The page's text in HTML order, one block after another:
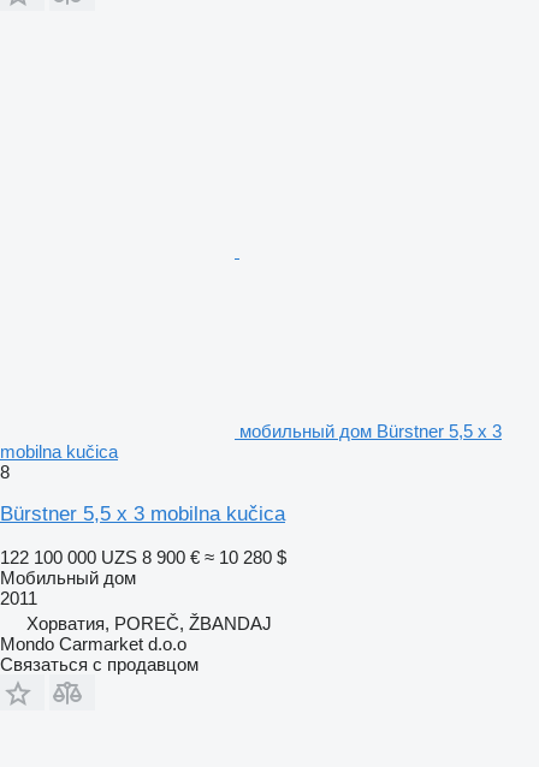
мобильный дом Bürstner 5,5 x 3
mobilna kučica
8
Bürstner 5,5 x 3 mobilna kučica
122 100 000 UZS 8 900 € ≈ 10 280 $
Мобильный дом
2011
Хорватия, POREČ, ŽBANDAJ
Mondo Carmarket d.o.o
Связаться с продавцом